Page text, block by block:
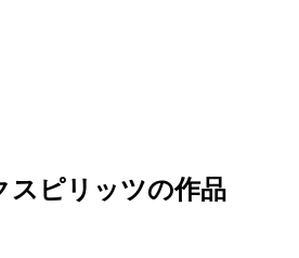
スピリッツの作品